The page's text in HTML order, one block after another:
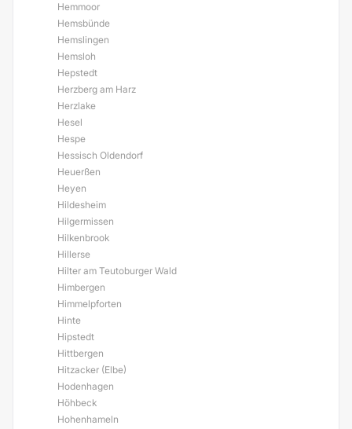
Hemmoor
Hemsbünde
Hemslingen
Hemsloh
Hepstedt
Herzberg am Harz
Herzlake
Hesel
Hespe
Hessisch Oldendorf
Heuerßen
Heyen
Hildesheim
Hilgermissen
Hilkenbrook
Hillerse
Hilter am Teutoburger Wald
Himbergen
Himmelpforten
Hinte
Hipstedt
Hittbergen
Hitzacker (Elbe)
Hodenhagen
Höhbeck
Hohenhameln